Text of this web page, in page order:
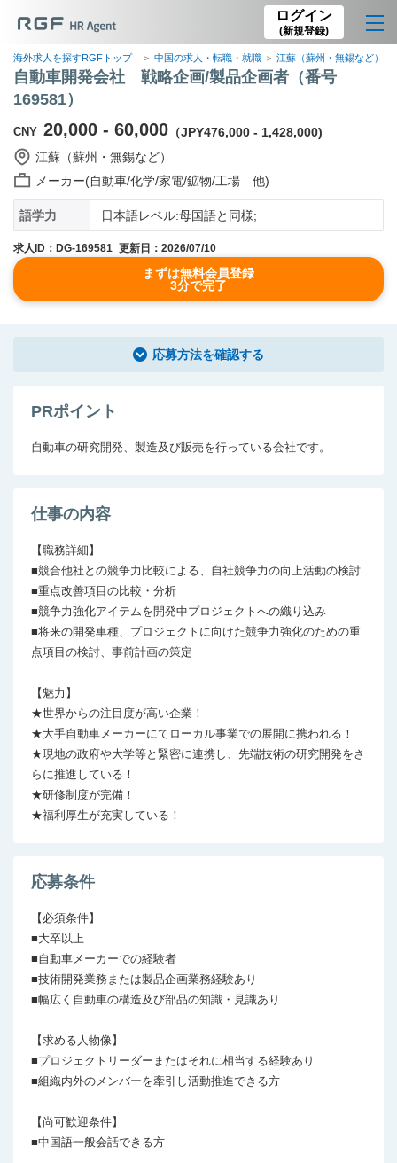
ログイン
(新規登録)
海外求人を探すRGFトップ 中国の求人・転職・就職 江蘇（蘇州・無錫など）の
自動車開発会社 戦略企画/製品企画者（番号
169581）
CNY 20,000 - 60,000 （JPY476,000 - 1,428,000)
江蘇（蘇州・無錫など）
メーカー(自動車/化学/家電/鉱物/工場 他)
語学力 日本語レベル:母国語と同様;
求人ID：DG-169581 更新日：2026/07/10
まずは無料会員登録
3分で完了
応募方法を確認する
PRポイント
自動車の研究開発、製造及び販売を行っている会社です。
仕事の内容
【職務詳細】
■競合他社との競争力比較による、自社競争力の向上活動の検討
■重点改善項目の比較・分析
■競争力強化アイテムを開発中プロジェクトへの織り込み
■将来の開発車種、プロジェクトに向けた競争力強化のための重
点項目の検討、事前計画の策定
【魅力】
★世界からの注目度が高い企業！
★大手自動車メーカーにてローカル事業での展開に携われる！
★現地の政府や大学等と緊密に連携し、先端技術の研究開発をさ
らに推進している！
★研修制度が完備！
★福利厚生が充実している！
応募条件
【必須条件】
■大卒以上
■自動車メーカーでの経験者
■技術開発業務または製品企画業務経験あり
■幅広く自動車の構造及び部品の知識・見識あり
【求める人物像】
■プロジェクトリーダーまたはそれに相当する経験あり
■組織内外のメンバーを牽引し活動推進できる方
【尚可歓迎条件】
■中国語一般会話できる方